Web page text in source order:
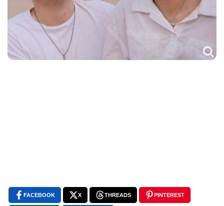
FACEBOOK X THREADS PINTEREST